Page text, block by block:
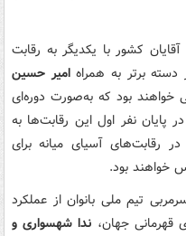
نفر دسته برتر آقایان کشور با یکدیگر به رقابت
دسته برتر به همراهامیر حسین
بود که به‌صورت دوره‌ای
پایان نفر اول این رقابت‌ها به
در رقابت‌های آسیای میانه برای
تیم ملی بانوان از عملکرد
قهرمانی جهان، ندا شهسواری و